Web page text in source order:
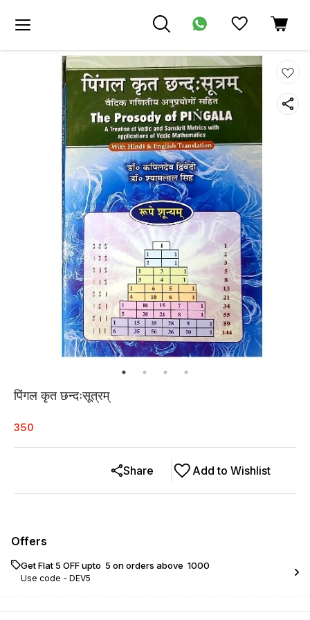
पिंगल कृत छन्दःसूत्रम्
350
Add to Wishlist
Share
Offers
Get Flat ₹5 OFF upto ₹ 5 on orders above ₹ 1000
Use code - DEV5